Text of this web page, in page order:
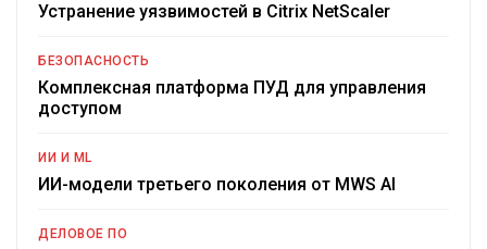
Устранение уязвимостей в Citrix NetScaler
БЕЗОПАСНОСТЬ
Комплексная платформа ПУД для управления
доступом
ИИ И ML
ИИ-модели третьего поколения от MWS AI
ДЕЛОВОЕ ПО